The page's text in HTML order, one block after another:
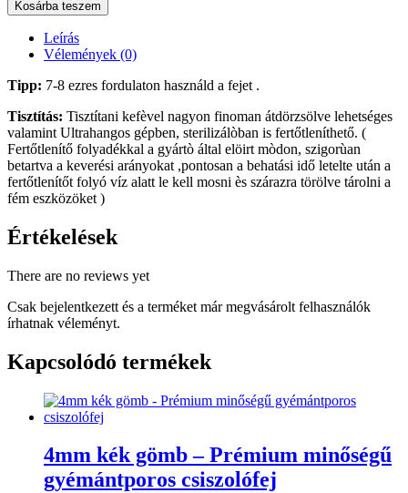
fej
mennyiség
Kosárba teszem
Leírás
Vélemények (0)
Tipp: 7-8 ezres fordulaton használd a fejet .
Tisztítás: Tisztítani kefèvel nagyon finoman átdörzsölve lehetséges
valamint Ultrahangos gépben, sterilizálòban is fertőtleníthető. (
Fertőtlenítő folyadékkal a gyártò által elöirt mòdon, szigorùan
betartva a keverési arányokat ,pontosan a behatási idő letelte után a
fertőtlenítőt folyó víz alatt le kell mosni ès szárazra törölve tárolni a
fém eszközöket )
Értékelések
There are no reviews yet
Csak bejelentkezett és a terméket már megvásárolt felhasználók
írhatnak véleményt.
Kapcsolódó termékek
4mm kék gömb – Prémium minőségű
gyémántporos csiszolófej